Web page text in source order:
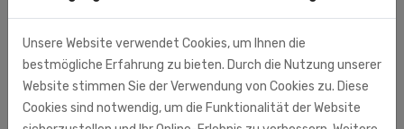
Unsere Website verwendet Cookies, um Ihnen die
bestmögliche Erfahrung zu bieten. Durch die Nutzung unserer
Website stimmen Sie der Verwendung von Cookies zu. Diese
Cookies sind notwendig, um die Funktionalität der Website